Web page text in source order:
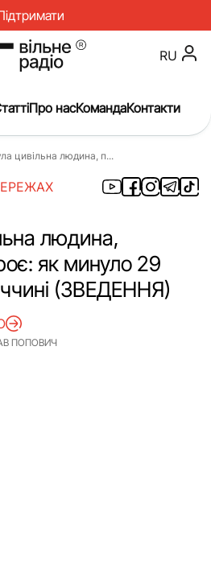
Окупація
Війна
Освіта
Медицина
RU
Про насКомандаКонтакти
цивільна людина, п...
людина,
як минуло 29
(ЗВЕДЕННЯ)
ПОПОВИЧ